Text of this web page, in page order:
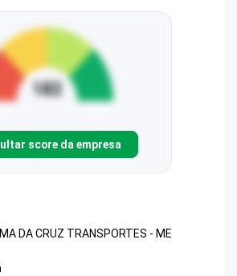
score da empresa
DA CRUZ TRANSPORTES - ME